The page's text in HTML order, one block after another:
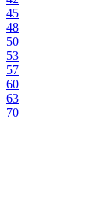
45
48
50
53
57
60
63
70